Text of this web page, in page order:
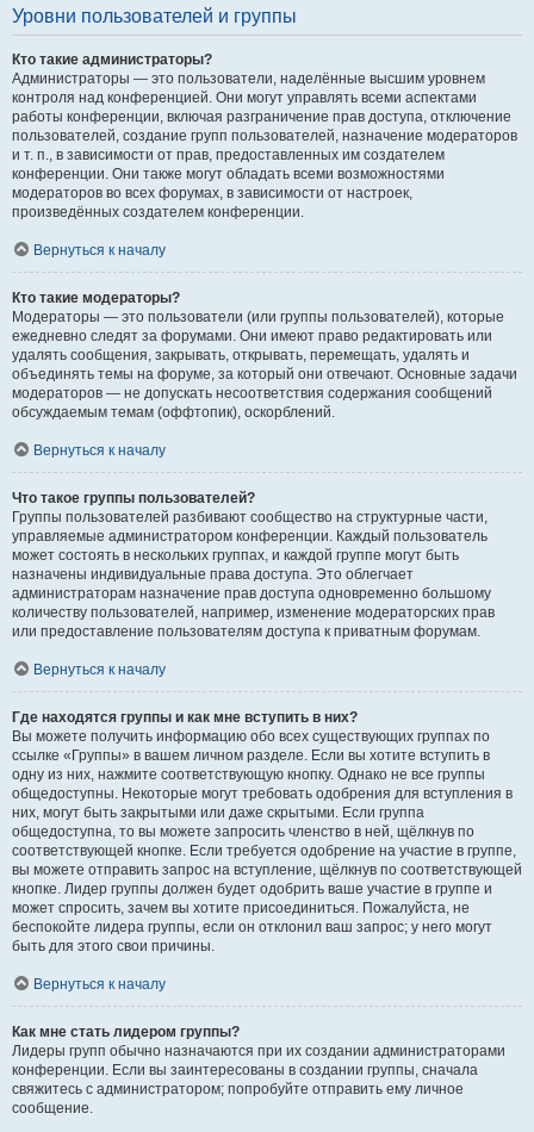
Уровни пользователей и группы
Кто такие администраторы?
Администраторы — это пользователи, наделённые высшим уровнем
контроля над конференцией. Они могут управлять всеми аспектами
работы конференции, включая разграничение прав доступа, отключение
пользователей, создание групп пользователей, назначение модераторов
и т. п., в зависимости от прав, предоставленных им создателем
конференции. Они также могут обладать всеми возможностями
модераторов во всех форумах, в зависимости от настроек,
произведённых создателем конференции.
Вернуться к началу
Кто такие модераторы?
Модераторы — это пользователи (или группы пользователей), которые
ежедневно следят за форумами. Они имеют право редактировать или
удалять сообщения, закрывать, открывать, перемещать, удалять и
объединять темы на форуме, за который они отвечают. Основные задачи
модераторов — не допускать несоответствия содержания сообщений
обсуждаемым темам (оффтопик), оскорблений.
Вернуться к началу
Что такое группы пользователей?
Группы пользователей разбивают сообщество на структурные части,
управляемые администратором конференции. Каждый пользователь
может состоять в нескольких группах, и каждой группе могут быть
назначены индивидуальные права доступа. Это облегчает
администраторам назначение прав доступа одновременно большому
количеству пользователей, например, изменение модераторских прав
или предоставление пользователям доступа к приватным форумам.
Вернуться к началу
Где находятся группы и как мне вступить в них?
Вы можете получить информацию обо всех существующих группах по
ссылке «Группы» в вашем личном разделе. Если вы хотите вступить в
одну из них, нажмите соответствующую кнопку. Однако не все группы
общедоступны. Некоторые могут требовать одобрения для вступления в
них, могут быть закрытыми или даже скрытыми. Если группа
общедоступна, то вы можете запросить членство в ней, щёлкнув по
соответствующей кнопке. Если требуется одобрение на участие в группе,
вы можете отправить запрос на вступление, щёлкнув по соответствующей
кнопке. Лидер группы должен будет одобрить ваше участие в группе и
может спросить, зачем вы хотите присоединиться. Пожалуйста, не
беспокойте лидера группы, если он отклонил ваш запрос; у него могут
быть для этого свои причины.
Вернуться к началу
Как мне стать лидером группы?
Лидеры групп обычно назначаются при их создании администраторами
конференции. Если вы заинтересованы в создании группы, сначала
свяжитесь с администратором; попробуйте отправить ему личное
сообщение.